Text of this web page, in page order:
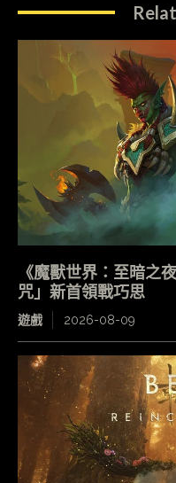
《魔獸世界：至暗之
咒」新首領戰巧思
遊戲 2026-08-09